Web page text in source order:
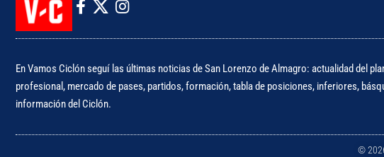
En Vamos Ciclón seguí las últimas noticias de San Lorenzo de Almagro: actualidad del
profesional, mercado de pases, partidos, formación, tabla de posiciones, inferiores,
información del Ciclón.
©